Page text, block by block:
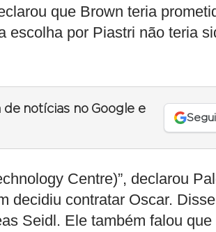
que Brown teria
escolha por Piastri não teria
de notícias no Google e
Centre)”, declarou
decidiu contratar Oscar.
Seidl. Ele também falou que